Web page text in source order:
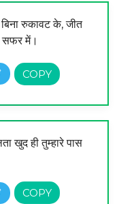
रुकावट के, जीत
में।
खुद ही तुम्हारे पास